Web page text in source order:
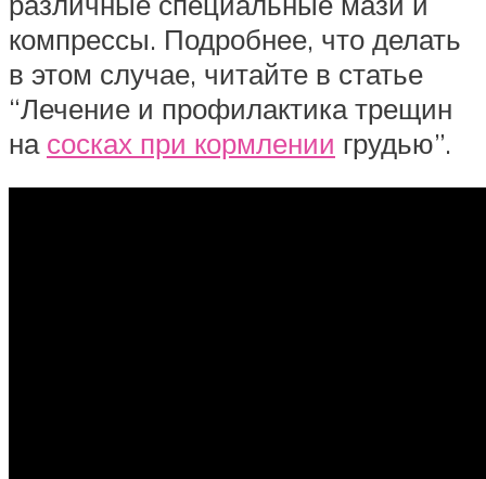
компрессы. Подробнее, что делать
в этом случае, читайте в статье
“Лечение и профилактика трещин
на сосках при кормлении грудью”.